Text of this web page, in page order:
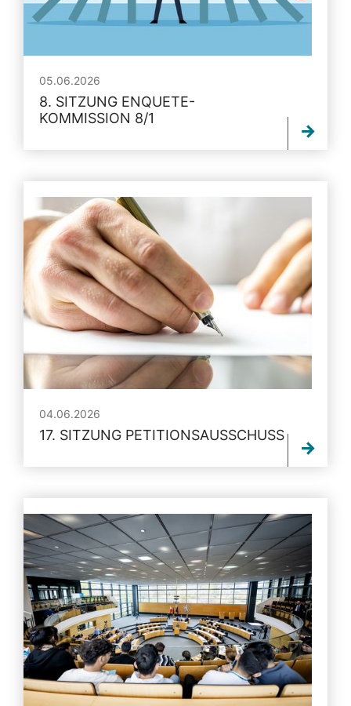
05.06.2026
8. SITZUNG ENQUETE-
KOMMISSION 8/1
04.06.2026
17. SITZUNG PETITIONSAUSSCHUSS